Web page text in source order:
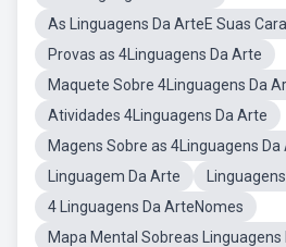
As Linguagens Da ArteE Suas
Provas as 4Linguagens Da Arte
Maquete Sobre 4Linguagens Da
Atividades 4Linguagens Da Arte
Magens Sobre as 4Linguagens Da
Linguagem Da Arte
4 Linguagens Da ArteNomes
Mapa Mental Sobreas Linguagens